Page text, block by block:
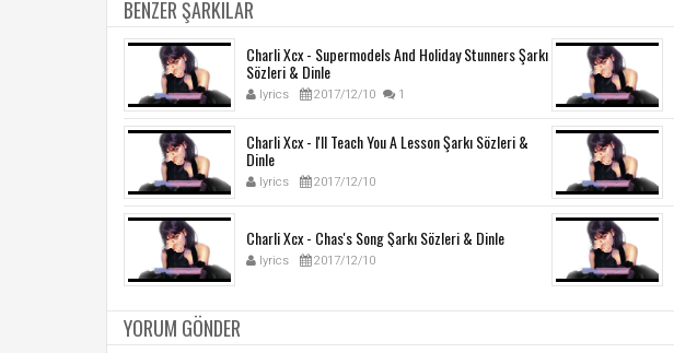
BENZER ŞARKILAR
Charli Xcx - Supermodels And Holiday Stunners Şarkı
Sözleri & Dinle
lyrics 2017/12/10 1
Charli Xcx - I'll Teach You A Lesson Şarkı Sözleri &
Dinle
lyrics 2017/12/10
Charli Xcx - Chas's Song Şarkı Sözleri & Dinle
lyrics 2017/12/10
YORUM GÖNDER